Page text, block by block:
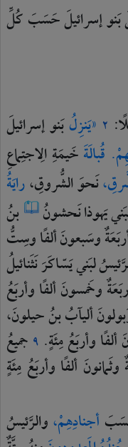
بَنوإسرائيلَحَسَبَكُلِّ
٢ «يَنزِلُبَنوإسرائيلَ
قُبالَةَخَيمَةِالِاجتِماعِ
نَحوَالشُّروقِ،رايَةُ
يَهوذانَحشونُ بنُ
وسَبعونَألفًاوسِتُّ
لبَنييَسّاكَرَنَثَنائيلُ
وخَمسونَألفًاوأربَعُ
أليآبُبنُحيلونَ،
ألفًاوأربَعُمِئَةٍ. ٩ جميعُ
وثَمانونَ ألفًاوأربَعُمِئَةٍ
أجنادِهِمْ،والرَّئيسُ